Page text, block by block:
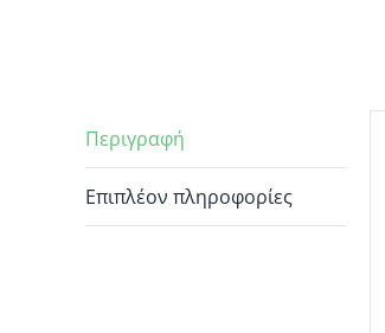
Περιγραφή
Επιπλέον πληροφορίες